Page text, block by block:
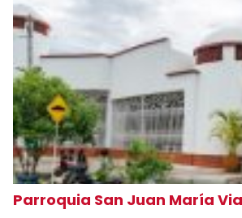
Parroquia San Juan María